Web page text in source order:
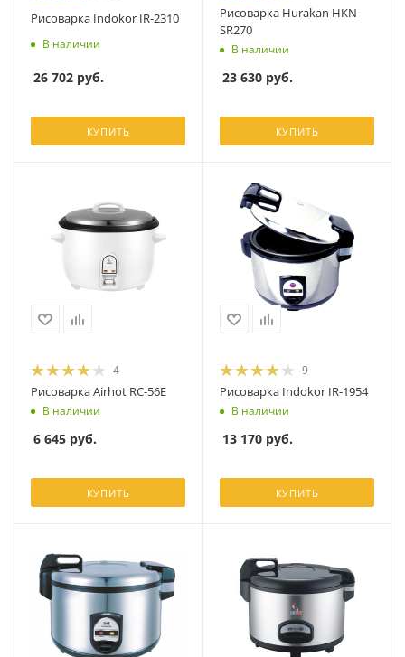
Рисоварка Indokor IR-2310
В наличии
26 702 руб.
КУПИТЬ
Рисоварка Hurakan HKN-
SR270
В наличии
23 630 руб.
КУПИТЬ
4
Рисоварка Airhot RC-56E
В наличии
6 645 руб.
КУПИТЬ
9
Рисоварка Indokor IR-1954
В наличии
13 170 руб.
КУПИТЬ